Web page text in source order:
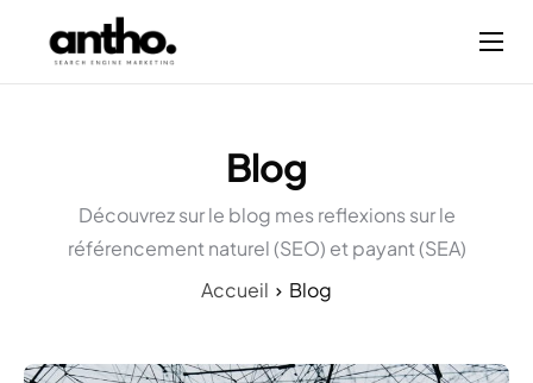
Mes services
Blog
Découvrez sur le blog mes reflexions sur le
référencement naturel (SEO) et payant (SEA)
Accueil
Blog